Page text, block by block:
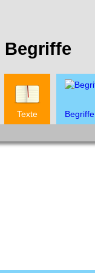
Begriffe
Texte Begriffe